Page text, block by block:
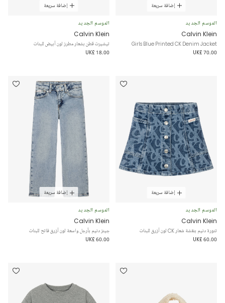
إضافة سريعة
الموسم الجديد
Calvin Klein
Girls Blue Printed CK Denim Jacket
UK£ 70.00
إضافة سريعة
الموسم الجديد
Calvin Klein
تيشيرت قطن بشعار مطرز لون أبيض للبنات
UK£ 18.00
إضافة سريعة
الموسم الجديد
Calvin Klein
تنورة دنيم بنقشة شعار CK لون أزرق للبنات
UK£ 60.00
إضافة سريعة
الموسم الجديد
Calvin Klein
جينز دنيم بأرجل واسعة لون أزرق فاتح للبنات
UK£ 60.00